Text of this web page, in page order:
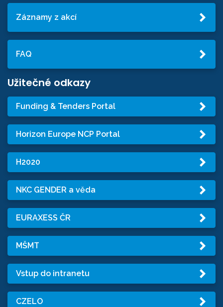
Záznamy z akcí
FAQ
Užitečné odkazy
Funding & Tenders Portal
Horizon Europe NCP Portal
H2020
NKC GENDER a věda
EURAXESS ČR
MŠMT
Vstup do intranetu
CZELO